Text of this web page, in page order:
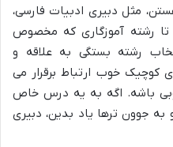
مثل دبیری ادبیات فارسی،
تا رشته آموزگاری که مخصوص
رشته بستگی به علاقه و
کوچیک خوب ارتباط برقرار می
باشه. اگه به یه درس خاص
جوون ترها یاد بدین، دبیری